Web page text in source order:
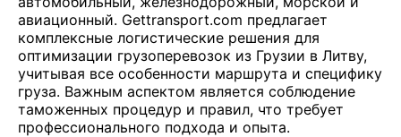
авиационный. Gettransport.com предлагает
комплексные логистические решения для
оптимизации грузоперевозок из Грузии в Литву,
учитывая все особенности маршрута и специфику
груза. Важным аспектом является соблюдение
таможенных процедур и правил, что требует
профессионального подхода и опыта.